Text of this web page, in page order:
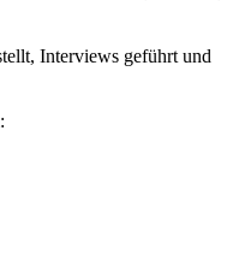
Interviews geführt und